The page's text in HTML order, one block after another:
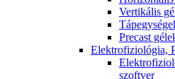
Vertikális
Precast
Elektrofiziológia,
szoftver